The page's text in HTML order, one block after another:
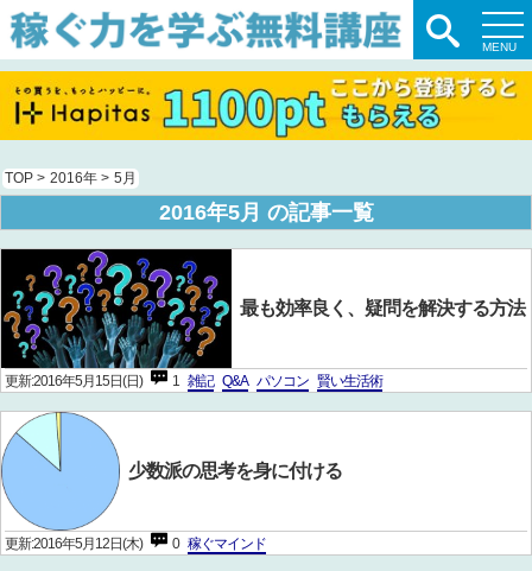
TOP > 2016年 > 5月
2016年5月 の記事一覧
最も効率良く、疑問を解決する方法
更新:2016年5月15日(日) 1 雑記 Q&A パソコン 賢い生活術
少数派の思考を身に付ける
更新:2016年5月12日(木) 0 稼ぐマインド